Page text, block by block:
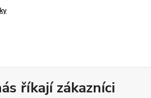
říkají zákazníci